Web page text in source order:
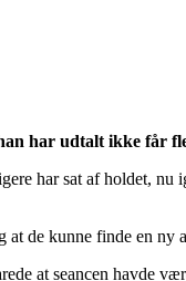
har udtalt ikke får
har sat af holdet, nu
de kunne finde en ny
at seancen havde